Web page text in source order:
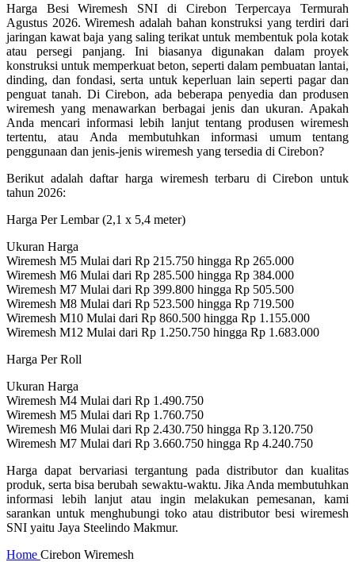
Harga Besi Wiremesh SNI di Cirebon Terpercaya Termurah
Agustus 2026. Wiremesh adalah bahan konstruksi yang terdiri dari
jaringan kawat baja yang saling terikat untuk membentuk pola kotak
atau persegi panjang. Ini biasanya digunakan dalam proyek
konstruksi untuk memperkuat beton, seperti dalam pembuatan lantai,
dinding, dan fondasi, serta untuk keperluan lain seperti pagar dan
penguat tanah. Di Cirebon, ada beberapa penyedia dan produsen
wiremesh yang menawarkan berbagai jenis dan ukuran. Apakah
Anda mencari informasi lebih lanjut tentang produsen wiremesh
tertentu, atau Anda membutuhkan informasi umum tentang
penggunaan dan jenis-jenis wiremesh yang tersedia di Cirebon?
Berikut adalah daftar harga wiremesh terbaru di Cirebon untuk
tahun 2026:
Harga Per Lembar (2,1 x 5,4 meter)
Ukuran Harga
Wiremesh M5 Mulai dari Rp 215.750 hingga Rp 265.000
Wiremesh M6 Mulai dari Rp 285.500 hingga Rp 384.000
Wiremesh M7 Mulai dari Rp 399.800 hingga Rp 505.500
Wiremesh M8 Mulai dari Rp 523.500 hingga Rp 719.500
Wiremesh M10 Mulai dari Rp 860.500 hingga Rp 1.155.000
Wiremesh M12 Mulai dari Rp 1.250.750 hingga Rp 1.683.000
Harga Per Roll
Ukuran Harga
Wiremesh M4 Mulai dari Rp 1.490.750
Wiremesh M5 Mulai dari Rp 1.760.750
Wiremesh M6 Mulai dari Rp 2.430.750 hingga Rp 3.120.750
Wiremesh M7 Mulai dari Rp 3.660.750 hingga Rp 4.240.750
Harga dapat bervariasi tergantung pada distributor dan kualitas
produk, serta bisa berubah sewaktu-waktu. Jika Anda membutuhkan
informasi lebih lanjut atau ingin melakukan pemesanan, kami
sarankan untuk menghubungi toko atau distributor besi wiremesh
SNI yaitu Jaya Steelindo Makmur.
Home Cirebon Wiremesh